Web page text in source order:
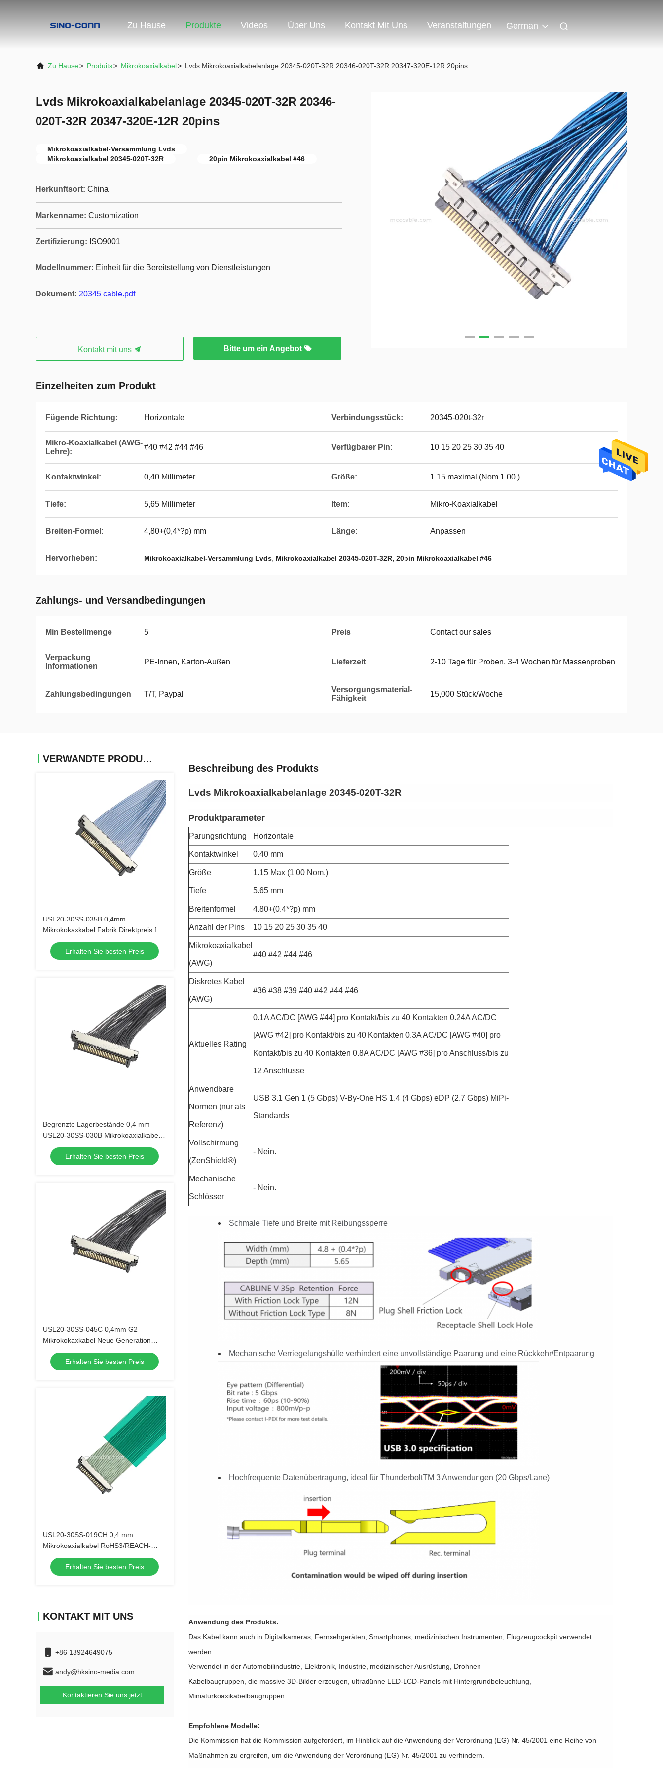
Zu Hause Produkte Videos Über Uns Kontakt Mit Uns Veranstaltungen German
Zu Hause> Produits> Mikrokoaxialkabel> Lvds Mikrokoaxialkabelanlage 20345-020T-32R 20346-020T-32R 20347-320E-12R 20pins
Lvds Mikrokoaxialkabelanlage 20345-020T-32R 20346-
020T-32R 20347-320E-12R 20pins
Mikrokoaxialkabel-Versammlung Lvds
Mikrokoaxialkabel 20345-020T-32R
20pin Mikrokoaxialkabel #46
Herkunftsort: China
Markenname: Customization
Zertifizierung: ISO9001
Modellnummer: Einheit für die Bereitstellung von Dienstleistungen
Dokument: 20345 cable.pdf
Kontakt mit uns Bitte um ein Angebot
Einzelheiten zum Produkt
Fügende Richtung: Horizontale Verbindungsstück: 20345-020t-32r
Mikro-Koaxialkabel (AWG-
Lehre):
#40 #42 #44 #46 Verfügbarer Pin: 10 15 20 25 30 35 40
Kontaktwinkel: 0,40 Millimeter Größe: 1,15 maximal (Nom 1,00.),
Tiefe: 5,65 Millimeter ltem: Mikro-Koaxialkabel
Breiten-Formel: 4,80+(0,4*?p) mm Länge: Anpassen
Hervorheben: Mikrokoaxialkabel-Versammlung Lvds, Mikrokoaxialkabel 20345-020T-32R, 20pin Mikrokoaxialkabel #46
Zahlungs- und Versandbedingungen
Min Bestellmenge 5 Preis Contact our sales
Verpackung
Informationen
PE-Innen, Karton-Außen Lieferzeit 2-10 Tage für Proben, 3-4 Wochen für Massenproben
Zahlungsbedingungen T/T, Paypal
Versorgungsmaterial-
Fähigkeit
15,000 Stück/Woche
VERWANDTE PRODUKTE
USL20-30SS-035B 0,4mm
Mikrokokaxkabel Fabrik Direktpreis für
1000+ Stück Bestellungen
Erhalten Sie besten Preis
Begrenzte Lagerbestände 0,4 mm
USL20-30SS-030B Mikrokoaxialkabel,
schnelle Lieferung für Kamera-OEM-
Großbestellungen
Erhalten Sie besten Preis
USL20-30SS-045C 0,4mm G2
Mikrokokaxkabel Neue Generation
Version mit geringerer Einsetzkraft
Erhalten Sie besten Preis
USL20-30SS-019CH 0,4 mm
Mikrokoaxialkabel RoHS3/REACH-
konform für EU-Automobilhersteller
Erhalten Sie besten Preis
KONTAKT MIT UNS
+86 13924649075
andy@hksino-media.com
Kontaktieren Sie uns jetzt
Beschreibung des Produkts
Lvds Mikrokoaxialkabelanlage 20345-020T-32R
Produktparameter
Parungsrichtung Horizontale
Kontaktwinkel 0.40 mm
Größe 1.15 Max (1,00 Nom.)
Tiefe 5.65 mm
Breitenformel 4.80+(0.4*?p) mm
Anzahl der Pins 10 15 20 25 30 35 40
Mikrokoaxialkabel
(AWG)
#40 #42 #44 #46
Diskretes Kabel
(AWG)
#36 #38 #39 #40 #42 #44 #46
Aktuelles Rating
0.1A AC/DC [AWG #44] pro Kontakt/bis zu 40 Kontakten 0.24A AC/DC
[AWG #42] pro Kontakt/bis zu 40 Kontakten 0.3A AC/DC [AWG #40] pro
Kontakt/bis zu 40 Kontakten 0.8A AC/DC [AWG #36] pro Anschluss/bis zu
12 Anschlüsse
Anwendbare
Normen (nur als
Referenz)
USB 3.1 Gen 1 (5 Gbps) V-By-One HS 1.4 (4 Gbps) eDP (2.7 Gbps) MiPi-
Standards
Vollschirmung
(ZenShield®)
- Nein.
Mechanische
Schlösser
- Nein.
Schmale Tiefe und Breite mit Reibungssperre
Mechanische Verriegelungshülle verhindert eine unvollständige Paarung und eine Rückkehr/Entpaarung
Hochfrequente Datenübertragung, ideal für ThunderboltTM 3 Anwendungen (20 Gbps/Lane)
Anwendung des Produkts:
Das Kabel kann auch in Digitalkameras, Fernsehgeräten, Smartphones, medizinischen Instrumenten, Flugzeugcockpit verwendet
werden
Verwendet in der Automobilindustrie, Elektronik, Industrie, medizinischer Ausrüstung, Drohnen
Kabelbaugruppen, die massive 3D-Bilder erzeugen, ultradünne LED-LCD-Panels mit Hintergrundbeleuchtung,
Miniaturkoaxikabelbaugruppen.
Empfohlene Modelle:
Die Kommission hat die Kommission aufgefordert, im Hinblick auf die Anwendung der Verordnung (EG) Nr. 45/2001 eine Reihe von
Maßnahmen zu ergreifen, um die Anwendung der Verordnung (EG) Nr. 45/2001 zu verhindern.